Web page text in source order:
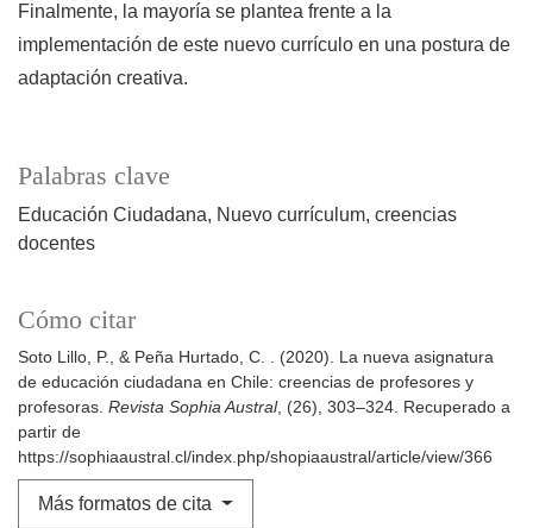
Palabras clave
Educación Ciudadana Nuevo currículum creencias
docentes
Cómo citar
Soto Lillo, P., & Peña Hurtado, C. . (2020). La nueva asignatura
de educación ciudadana en Chile: creencias de profesores y
profesoras. Revista Sophia Austral, (26), 303–324. Recuperado a
partir de
https://sophiaaustral.cl/index.php/shopiaaustral/article/view/366
Más formatos de cita
Finalmente, la mayoría se plantea frente a la
implementación de este nuevo currículo en una postura de
adaptación creativa.